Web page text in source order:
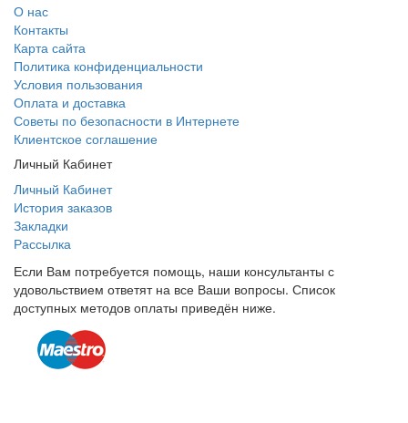
О нас
Контакты
Карта сайта
Политика конфиденциальности
Условия пользования
Оплата и доставка
Советы по безопасности в Интернете
Клиентское соглашение
Личный Кабинет
Личный Кабинет
История заказов
Закладки
Рассылка
Если Вам потребуется помощь, наши консультанты с
удовольствием ответят на все Ваши вопросы. Список
доступных методов оплаты приведён ниже.